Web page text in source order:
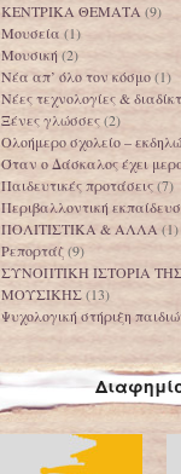
ΚΕΝΤΡΙΚΑ ΘΕΜΑΤΑ (9)
Μουσεία (1)
Μουσική(2)
Νέα απ’ όλο τον κόσμο(1)
Νέες τεχνολογίες &
Ξένες γλώσσες(2)
Ολοήμερο σχολείο –
Όταν ο Δάσκαλος έχει
Παιδευτικές προτάσεις(7)
Περιβαλλοντική
ΠΟΛΙΤΙΣΤΙΚΑ & ΑΛΛΑ (1)
Ρεπορτάζ(9)
ΣΥΝΟΠΤΙΚΗ ΙΣΤΟΡΙΑ
ΜΟΥΣΙΚΗΣ(13)
Ψυχολογική στήριξη